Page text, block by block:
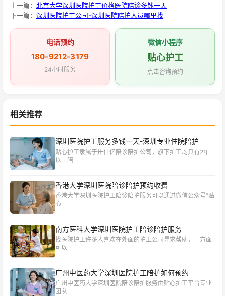
上一篇： 北京大学深圳医院护工价格医院陪诊多钱一天
下一篇： 深圳医院护工公司-深圳医院陪护人员哪里找
电话预约
180-9212-3179
24小时服务
微信小程序
贴心护工
点击咨询预约
相关推荐
深圳医院护工服务多钱一天-深圳专业住院陪护
贴心护工隶属于卅什亿陪诊陪护公司，旗下护工均具有2年
以上陪
香港大学深圳医院陪诊陪护预约收费
香港大学深圳医院护工陪诊陪护服务可以通过微信公众号“贴
心
南方医科大学深圳医院护工陪诊陪护服务
找医院护工许多人喜欢在外面的护工公司寻求帮助，一方面
可以
广州中医药大学深圳医院护工陪护如何预约
广州中医药大学深圳医院陪诊陪护服务由贴心护工平台专业
团队